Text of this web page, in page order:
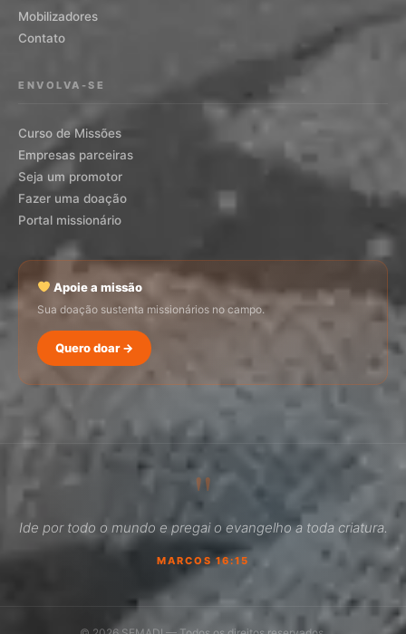
Mobilizadores
Contato
ENVOLVA-SE
Curso de Missões
Empresas parceiras
Seja um promotor
Fazer uma doação
Portal missionário
Apoie a missão
Sua doação sustenta missionários no campo.
Quero doar →
"
Ide por todo o mundo e pregai o evangelho a toda criatura.
MARCOS 16:15
04:13
Como faço para doar?
Como ser um promotor?